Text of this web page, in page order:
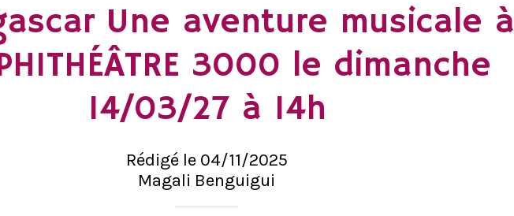
Une aventure musicale à
3000 le dimanche
14/03/27 à 14h
Rédigé le 04/11/2025
Magali Benguigui